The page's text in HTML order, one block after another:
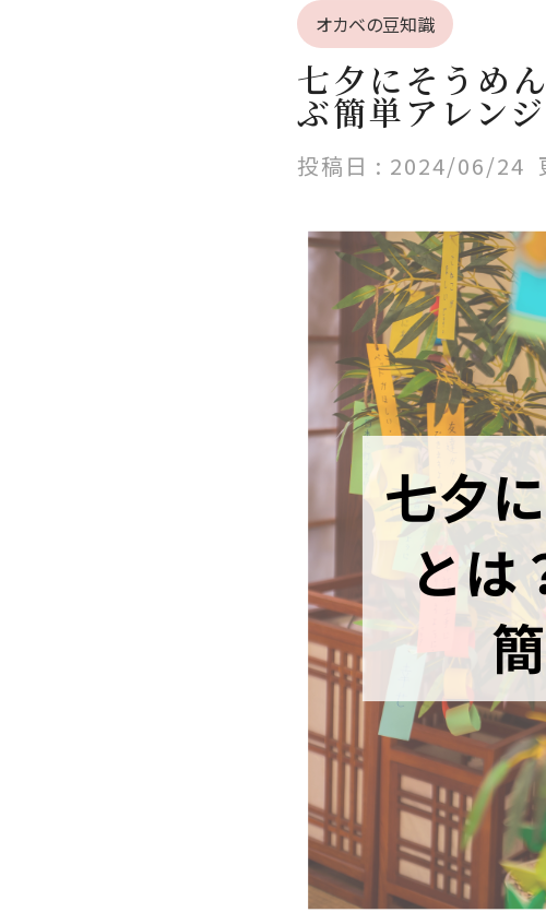
オカベの豆知識
七夕にそうめ
ぶ簡単アレン
投稿日 : 2024/06/24